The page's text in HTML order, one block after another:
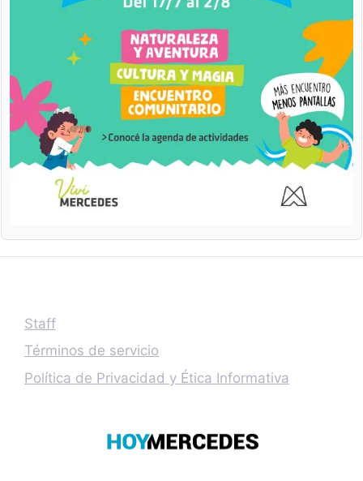
Staff
Términos de servicio
Política de Privacidad y Ética Informativa